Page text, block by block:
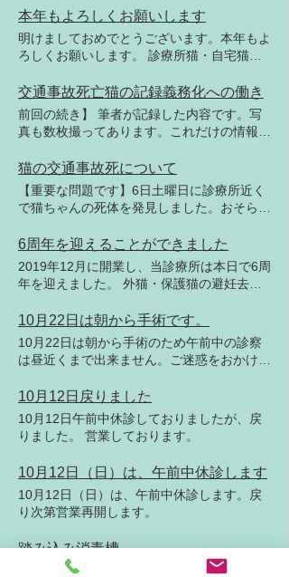
職員さんが主体となって行われました。筆者
は大抵質問することとしているのですが、今
年は交通事故死亡猫に対するマイクロチップ
確認について質問しました。センターのI氏
の回答を端的に言えば、「自分たちの仕事で
はない」ということでした。期待はしていま
せんでしたが、県の職員さんには自分で考え
て行動するということは無理なようです。マ
いる動物にはマイクロチップ確認をするが、
死亡した動物には興味がないようでした。筆
者は愛川町に対して、猫の特徴やマイクロチ
りの回答を得ています。I氏によれば、県で
開催される会合で「そういった意見があっ
た」ことは伝えると言っておりましたが、本
年1月15日にセンターに電話をし、職員のI氏
う」要望をしております。これに関して先の
I氏は「知らない」と言っていて、情報共有
がセンター内でできていないことがよくわか
まい、マイクロチップを埋め込んであるので
「万が一交通事故にあったとしても連絡があ
るかもしれない」と思う飼い主の気持ちなど
気にしない姿勢には、あきれるばかりです。
ん。小ホールでおおよそ座席6割程度の参加
者がいらっしゃったので、200名弱の方に筆
者の主張が届いたと考えれば、今後の励みに
わせしていただくとありがたいです。
本年もよろしくお願いします
明けましておめでとうございます。本年もよ
ろしくお願いします。 診療所猫・自宅猫の
す。
交通事故死亡猫の記録義務化への働き
前回の続き】 筆者が記録した内容です。写
真も数枚撮ってあります。これだけの情報を
去ることがあってはなりません。職員さんに
は書類のみ渡してありますが、愛川町では必
ずや記録義務の実現を行います。さらに記録
を残していない自治体への波及を目指しま
す。
猫の交通事故死について
【重要な問題です】6日土曜日に診療所近く
で猫ちゃんの死体を発見しました。おそらく
ロチップの有無等を記録して、本日月曜日に
愛川町の担当課で引き取ってもらいました。
★ここからが問題です。回収した猫の特徴や
マイクロチップの有無は調べずに愛川聖苑で
の火葬となるそうです。職員さんになぜ記録
しないのかと尋ねたところ、問い合わせが無
いとのことでした。★これは問題であると考
え、職員さんには、記録を残すよう要望して
ないので、神奈川県生活衛生部生活衛生課動
物愛護グループに連絡をし、今後の対応を検
討してもらうよう連絡しました。★ご覧いた
いますか。是非ご確認してください。迷い猫
や犬を探している方のお気持ちになると交通
事故死は複雑ですが、行政としては記録して
おく義務があると思います。
6周年を迎えることができました
2019年12月に開業し、当診療所は本日で6周
年を迎えました。 外猫・保護猫の避妊去勢
の温かい支えのおかげです。心よりお礼申し
上げます。 これからも小さな命を守り、地
域に寄り添う獣医療を続けてまいります。
今後ともどうぞよろしくお願いいたします。
筆者は、47歳の時大学に入りました。その
年に外の子から生まれた4頭のうち残った１
頭が写真の「太陽」です。開業してからは毎
日一緒に過ごしている猫となりました。 だ
10月22日は朝から手術です。
10月22日は朝から手術のため午前中の診察
は昼近くまで出来ません。ご迷惑をおかけし
10月12日戻りました
10月12日午前中休診しておりましたが、戻
りました。 営業しております。
10月12日（日）は、午前中休診します
10月12日（日）は、午前中休診します。戻
り次第営業再開します。
踏み込み消毒槽
診療所に設置している「踏み込み消毒槽」で